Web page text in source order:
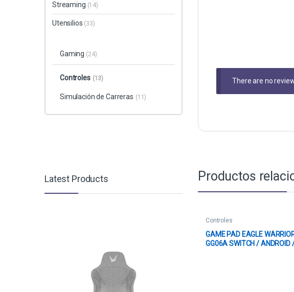
There are no
Productos
Controles
GAME PAD EAGLE
GG06A SWITCH / ANDROID
Streaming (14)
Utensilios (33)
Gaming (24)
Controles (13)
Simulación de Carreras (11)
Latest Products